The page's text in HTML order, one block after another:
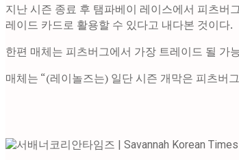
지난 시즌 종료 후 탬파베이 레이스에서 피츠버
레이드 카드로 활용할 수 있다고 내다본 것이다.
한편 매체는 피츠버그에서 가장 트레이드 될 가
매체는 “(레이놀즈는) 일단 시즌 개막은 피츠버